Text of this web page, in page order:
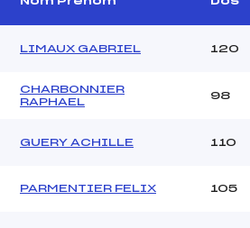
1
de départ :
A :
LIMAUX GABRIEL 120
CHARBONNIER
RAPHAEL
98
GUERY ACHILLE 110
PARMENTIER FELIX 105